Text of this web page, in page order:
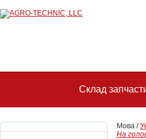
Склад
Мова /
На